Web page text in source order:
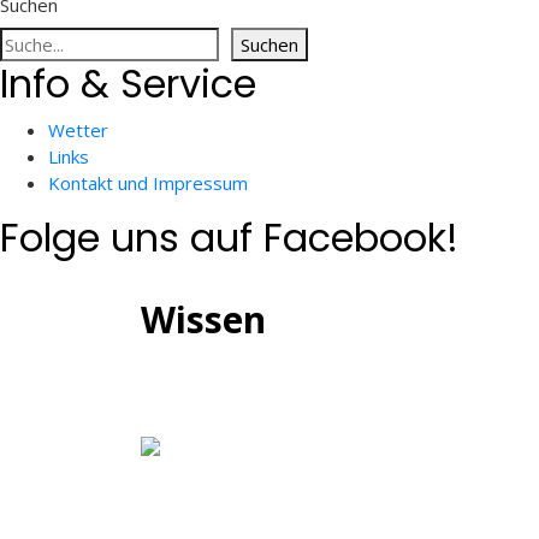
Suchen
Suchen
Info & Service
Wetter
Links
Kontakt und Impressum
Folge uns auf Facebook!
Wissen